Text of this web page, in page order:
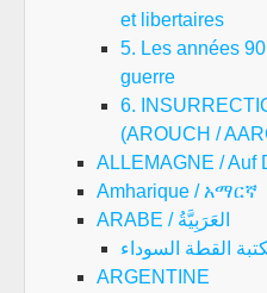
et libertaires
5. Les années
guerre
6.
(AROUCH /
ALLEMAGNE / Auf
Amharique / አማርኛ
ARABE / العَرَبِيَّةُ
ARGENTINE